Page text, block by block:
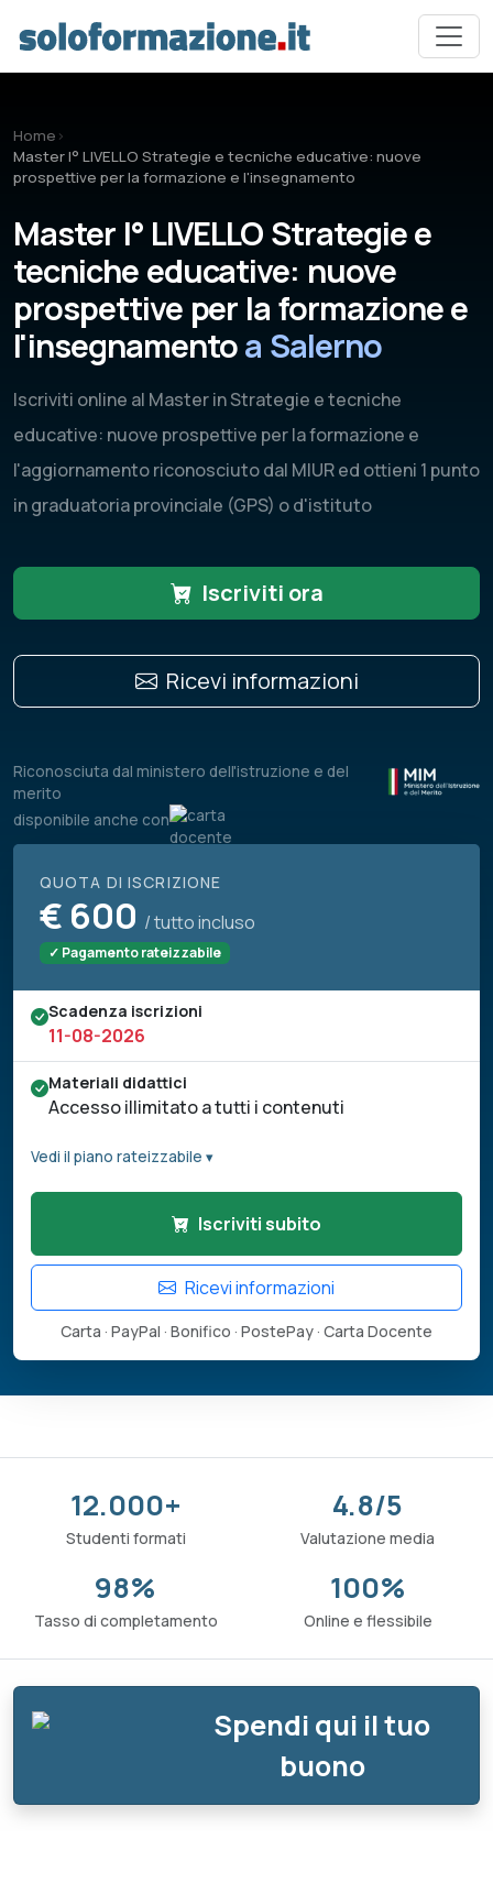
Home ›
Master I° LIVELLO Strategie e tecniche educative: nuove
prospettive per la formazione e l'insegnamento
Master I° LIVELLO Strategie e
tecniche educative: nuove
prospettive per la formazione e
l'insegnamentoa Salerno
Iscriviti online al Master in Strategie e tecniche
educative: nuove prospettive per la formazione e
l'aggiornamento riconosciuto dal MIUR ed ottieni 1 punto
in graduatoria provinciale (GPS) o d'istituto
Iscriviti ora
Ricevi informazioni
Riconosciuta dal ministero dell'istruzione e del
merito
disponibile anche con
QUOTA DI ISCRIZIONE
€ 600 / tutto incluso
✓ Pagamento rateizzabile
Scadenza iscrizioni
11-08-2026
Materiali didattici
Accesso illimitato a tutti i contenuti
Vedi il piano rateizzabile ▾
Iscriviti subito
Ricevi informazioni
Carta · PayPal · Bonifico · PostePay · Carta Docente
12.000+
Studenti formati
4.8/5
Valutazione media
98%
Tasso di completamento
100%
Online e flessibile
Spendi qui il tuo
buono